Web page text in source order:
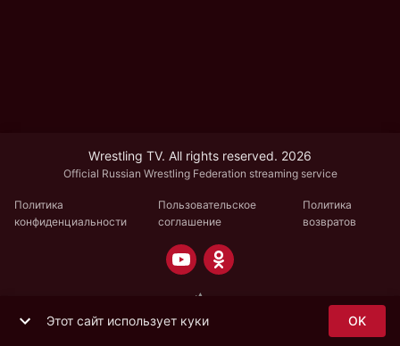
Wrestling TV. All rights reserved. 2026
Official Russian Wrestling Federation streaming service
Политика
конфиденциальности
Пользовательское
соглашение
Политика
возвратов
Этот сайт использует куки OK